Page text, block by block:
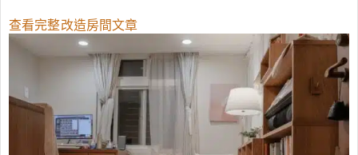
查看完整改造房間文章